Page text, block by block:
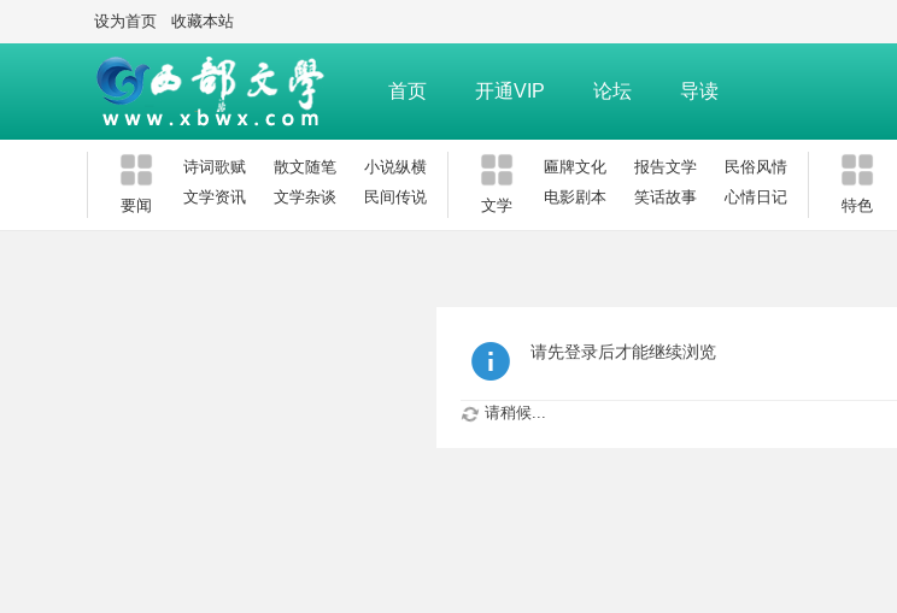
设为首页 收藏本站
首页 开通VIP 论坛 导读
要闻
诗词歌赋 散文随笔
小说纵横
文学资讯
文学杂谈 民间传说 文学
匾牌文化 报告文学
民俗风情
电影剧本
笑话故事 心情日记 特色
请先登录后才能继续浏览
请稍候...